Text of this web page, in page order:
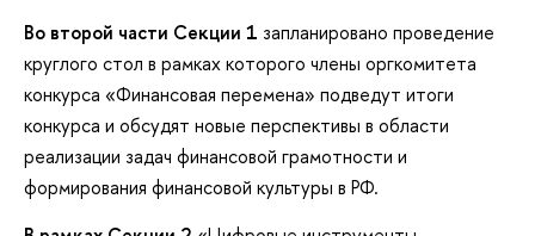
Во второй части Секции 1 запланировано проведение
круглого стол в рамках которого члены оргкомитета
конкурса «Финансовая перемена» подведут итоги
конкурса и обсудят новые перспективы в области
реализации задач финансовой грамотности и
формирования финансовой культуры в РФ.